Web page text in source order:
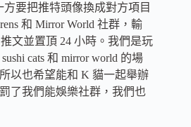
方要把推特頭像換成對方項目
和 Mirror World 社群，輸
文並置頂 24 小時。我們是玩
cats 和 mirror world 的場
以也希望能和 K 貓一起舉辦
了我們能娛樂社群，我們也